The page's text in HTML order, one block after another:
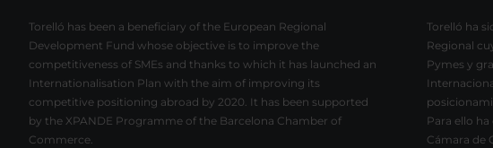
Torelló has been a beneficiary of the European Regional
Development Fund whose objective is to improve the
competitiveness of SMEs and thanks to which it has launched an
Internationalisation Plan with the aim of improving its
competitive positioning abroad by 2020. It has been supported
by the XPANDE Programme of the Barcelona Chamber of
Commerce.
Torelló ha
Regional
Pymes y
Para ello
Cámara de